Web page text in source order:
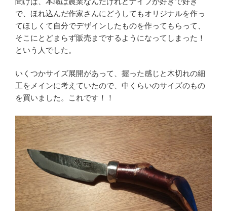
で、ほれ込んだ作家さんにどうしてもオリジナルを作っ
てほしくて自分でデザインしたものを作ってもらって、
そこにとどまらず販売までするようになってしまった！
という人でした。
いくつかサイズ展開があって、握った感じと木切れの細
工をメインに考えていたので、中くらいのサイズのもの
を買いました。これです！！